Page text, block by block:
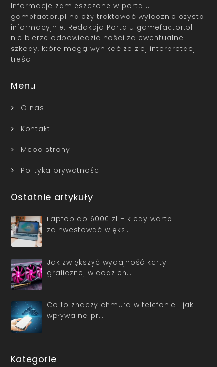
Informacje zamieszczone w portalu
gamefactor.pl należy traktować wyłącznie czysto
informacyjnie. Redakcja Portalu gamefactor.pl
nie bierze odpowiedzialności za ewentualne
szkody, które mogą wynikać ze złej interpretacji
treści.
Menu
O nas
Kontakt
Mapa strony
Polityka prywatności
Ostatnie artykuły
Laptop do 6000 zł – kiedy warto
zainwestować więks…
Jak zwiększyć wydajność karty
graficznej w codzien…
Co to znaczy chmura w telefonie i jak
wpływa na pr…
Kategorie